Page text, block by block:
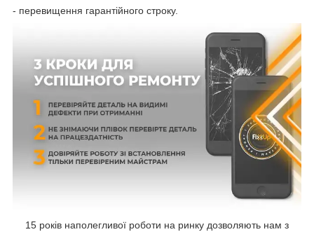
- перевищення гарантійного строку.
15 років наполегливої роботи на ринку дозволяють нам з